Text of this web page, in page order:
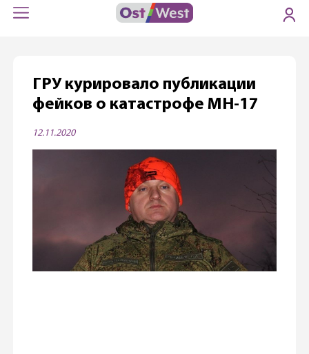
ГРУ курировало публикации
фейков о катастрофе MH-17
12.11.2020